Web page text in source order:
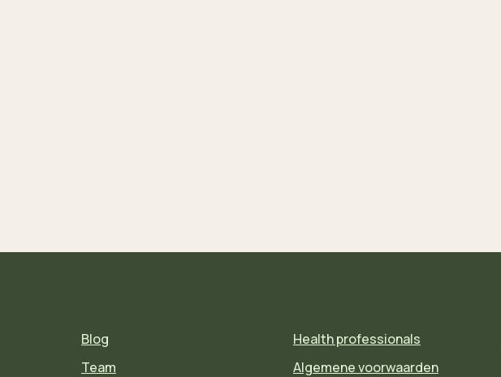
Blog
Team
Health professionals
Algemene voorwaarden